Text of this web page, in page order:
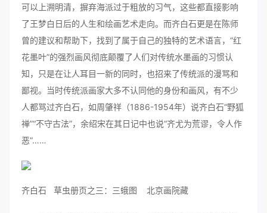
可以上溯明清，摒弃海派过于粗放的习气，这些都直接影响
了王梦白日后的人生和绘画艺术走向。而齐白石更是在陈师
曾的建议和帮助下，找到了属于自己的独特的艺术语言，“红
花墨叶”的强烈画风彻底颠覆了人们对传统水墨画的习惯认
知，只是在让人耳目一新的同时，也招来了传统派的漫骂和
鄙视。当时传统派画家大多不认同他的身份和画风，有不少
人都骂过齐白石，如周肇祥（1886-1954年）说齐白石“野狐
禅”“不守古法”，余绍宋在其日记中也说“齐尤为荒谬，令人作
恶”……
齐白石 草虫册页之三：三蛾图 北京画院藏